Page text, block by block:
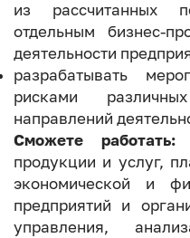
из рассчитанных
отдельным бизнес-
деятельности
разрабатывать
рисками
направлений
Сможете работать:
продукции и услуг,
экономической и
предприятий и
управления,